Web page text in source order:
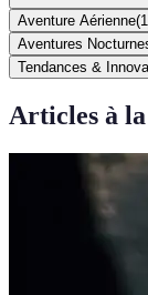
Aventure Aérienne(1
Aventures
Tendances &
Articles à